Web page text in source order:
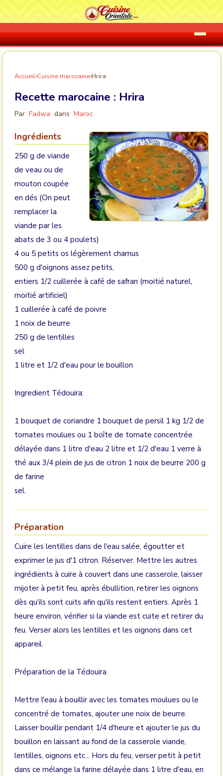
Accueil›Cuisine marocaine›Hrira
Recette marocaine : Hrira
Par Fadwa dans Maroc
Ingrédients
250 g de viande
de veau ou de
mouton coupée
en dés (On peut
remplacer la
viande par les
abats de 3 ou 4 poulets)
4 ou 5 petits os légèrement charnus
500 g d'oignons assez petits,
entiers 1/2 cuillerée à café de safran (moitié naturel,
moitié artificiel)
1 cuillerée à café de poivre
1 noix de beurre
250 g de lentilles
sel
1 litre et 1/2 d'eau pour le bouillon
Ingredient Tédouira:
1 bouquet de coriandre 1 bouquet de persil 1 kg 1/2 de
tomates moulues ou 1 boîte de tomate concentrée
délayée dans 1 litre d'eau 2 litre et 1/2 d'eau 1 verre à
thé aux 3/4 plein de jus de citron 1 noix de beurre 200 g
de farine
sel.
Préparation
Cuire les lentilles dans de l'eau salée, égoutter et
exprimer le jus d'1 citron. Réserver. Mettre les autres
ingrédients à cuire à couvert dans une casserole, laisser
mijoter à petit feu, après ébullition, retirer les oignons
dès qu'ils sont cuits afin qu'ils restent entiers. Après 1
heure environ, vérifier si la viande est cuite et retirer du
feu. Verser alors les lentilles et les oignons dans cet
appareil.
Préparation de la Tédouira
Mettre l'eau à bouillir avec les tomates moulues ou le
concentré de tomates, ajouter une noix de beurre.
Laisser bouillir pendant 1/4 d'heure et ajouter le jus du
bouillon en laissant au fond de la casserole viande,
lentilles, oignons etc... Hors du feu, verser petit à petit
dans ce mélange la farine délayée dans 1 litre d'eau, en